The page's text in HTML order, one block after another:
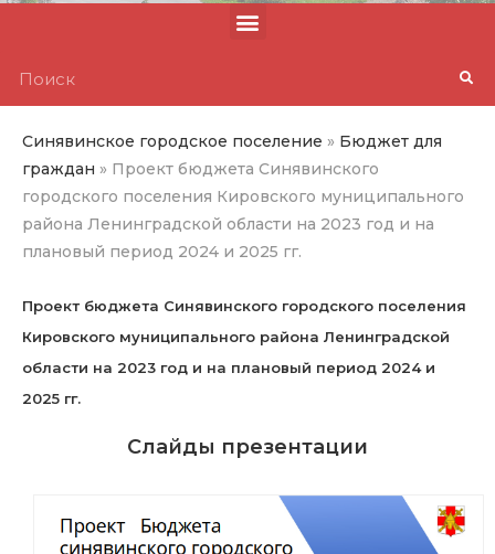
Синявинское городское поселение » Бюджет для
граждан » Проект бюджета Синявинского
городского поселения Кировского муниципального
района Ленинградской области на 2023 год и на
плановый период 2024 и 2025 гг.
Проект бюджета Синявинского городского поселения
Кировского муниципального района Ленинградской
области на 2023 год и на плановый период 2024 и
2025 гг.
Слайды презентации